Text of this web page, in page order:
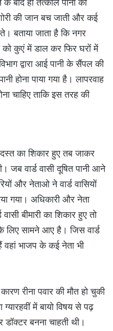
बाद ही तत्काल पानी की
की जान बच जाती और कई
बताया जाता है कि नगर
को कुएं में डाल कर फिर घरों में
द्वारा आई पानी के सैंपल की
होना पाया गया है। लापरवाह
चाहिए ताकि इस तरह की
दस्त का शिकार हुए तब जाकर
वार्ड वासी दूषित पानी आने
और नेताओ ने वार्ड वासियों
गया। अधिकारी और नेता
बीमारी का शिकार हुए तो
लिए सामने आए है। जिस वार्ड
वहां भाजप के कई नेता भी
रीना पवार की मौत हो चुकी
ग्यारहवीं में बायो विषय से पढ़
बनना चाहती थी।